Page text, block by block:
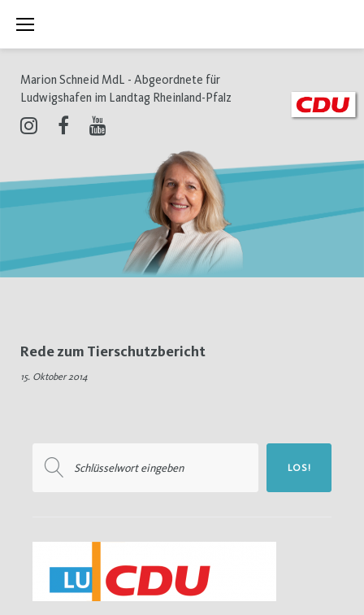
Inhalt
Marion Schneid MdL - Abgeordnete für
Ludwigshafen im Landtag Rheinland-Pfalz
Schlagwort:
Tierschutzbericht
Rede zum Tierschutzbericht
15. Oktober 2014
nach:
LOS!